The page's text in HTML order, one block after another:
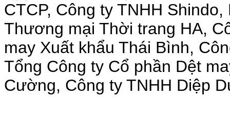
CTCP, Công ty TNHH
Thương mại Thời trang HA,
may Xuất khẩu Thái Bình,
Tổng Công ty Cổ phần Dệt
Cường, Công ty TNHH Diệp